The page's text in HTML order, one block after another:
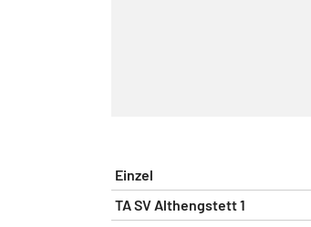
Einzel
TA SV Althengstett 1